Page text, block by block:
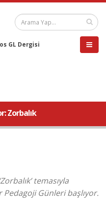
GL Dergisi
Zorbalık
temasıyla
Günleri başlıyor.